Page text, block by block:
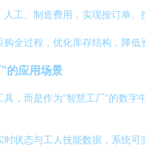
人工、制造费用，实现按订单
全过程，优化库存结构，降低
的应用场景
，而是作为“智慧工厂”的数
时状态与工人技能数据，系统